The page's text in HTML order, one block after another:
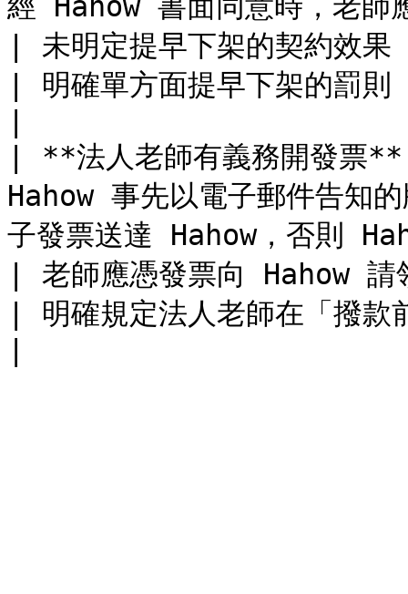
| 未明定提早下架的契約效果
| 明確單方面提早下架的罰則
| **法人老師有義務開發票
Hahow 事先以電子郵件告知
子發票送達 Hahow，否則
| 老師應憑發票向 Hahow 請
| 明確規定法人老師在「撥款